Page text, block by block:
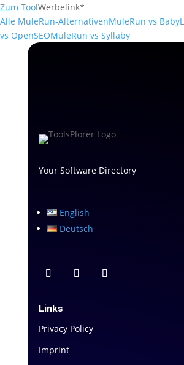
Zum ToolWerbelink*
Alle MuleRun-AlternativenMuleRun vs
vs OpenSEOMuleRun vs Syllaby
Your Software Directory
English
Deutsch
Links
Privacy Policy
Imprint